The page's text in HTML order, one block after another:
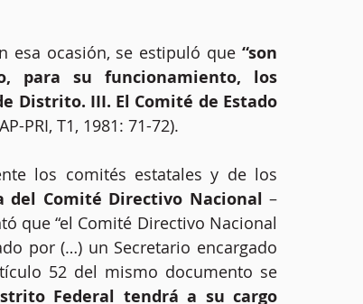
esa ocasión, se estipuló que “son
para su funcionamiento, los
Distrito. III. El Comité de Estado
PRI, T1, 1981: 71-72).
los comités estatales y de los
del Comité Directivo Nacional –
que “el Comité Directivo Nacional
por (…) un Secretario encargado
52 del mismo documento se
Federal tendrá a su cargo